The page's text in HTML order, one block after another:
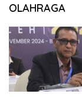
OLAHRAGA